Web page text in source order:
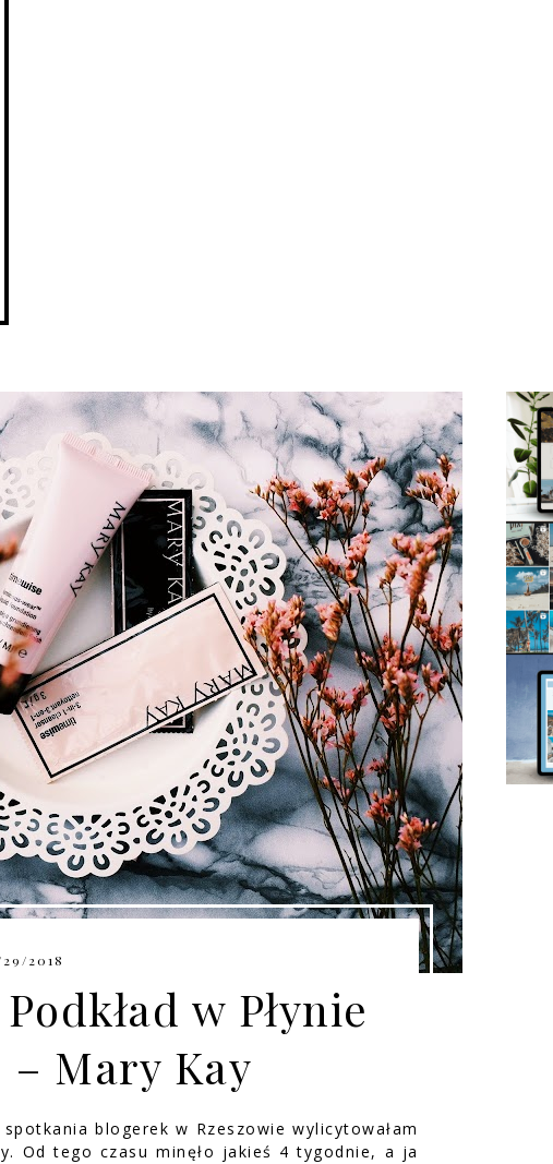
2018
w Płynie
– Mary Kay
blogerek w Rzeszowie wylicytowałam
Od tego czasu minęło jakieś 4 tygodnie, a ja